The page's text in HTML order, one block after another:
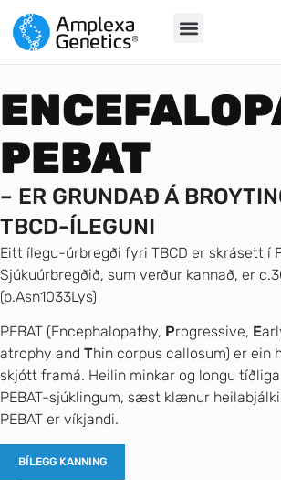
PEBAT
– ER GRUNDAÐ Á
TBCD-ÍLEGUNI
Eitt ílegu-úrbregði fyri TBCD er skrásett í
Sjúkuúrbregðið, sum verður kannað, er
(p.Asn1033Lys)
PEBAT (Encephalopathy, Progressive, E
atrophy and Thin corpus callosum) er ein
skjótt framá. Heilin minkar og longu
PEBAT-sjúklingum, sæst klænur
PEBAT er víkjandi.
BÍLEGG KANNING